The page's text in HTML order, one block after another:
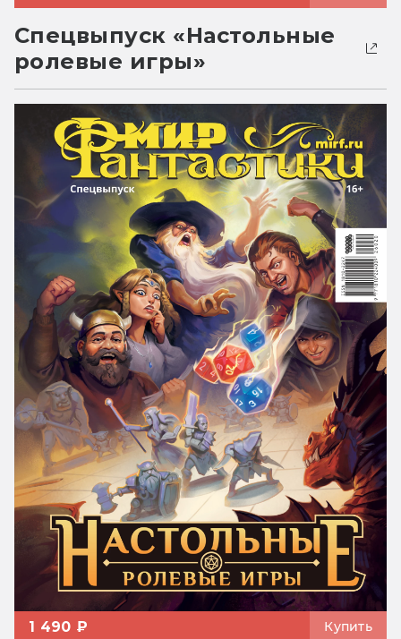
Спецвыпуск «Настольные
ролевые игры»
1 490 ₽ Купить